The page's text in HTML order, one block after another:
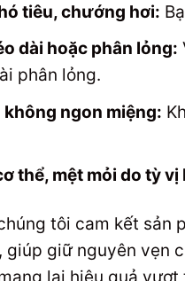
tiêu, chướng hơi:
dài hoặc phân lỏng:
phân lỏng.
không ngon miệng:
thể, mệt mỏi do tỳ
tôi cam kết sản
giúp giữ nguyên vẹn